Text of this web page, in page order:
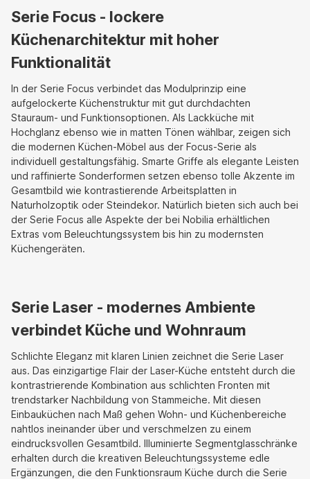
Serie Focus - lockere
Küchenarchitektur mit hoher
Funktionalität
In der Serie Focus verbindet das Modulprinzip eine
aufgelockerte Küchenstruktur mit gut durchdachten
Stauraum- und Funktionsoptionen. Als Lackküche mit
Hochglanz ebenso wie in matten Tönen wählbar, zeigen sich
die modernen Küchen-Möbel aus der Focus-Serie als
individuell gestaltungsfähig. Smarte Griffe als elegante Leisten
und raffinierte Sonderformen setzen ebenso tolle Akzente im
Gesamtbild wie kontrastierende Arbeitsplatten in
Naturholzoptik oder Steindekor. Natürlich bieten sich auch bei
der Serie Focus alle Aspekte der bei Nobilia erhältlichen
Extras vom Beleuchtungssystem bis hin zu modernsten
Küchengeräten.
Serie Laser - modernes Ambiente
verbindet Küche und Wohnraum
Schlichte Eleganz mit klaren Linien zeichnet die Serie Laser
aus. Das einzigartige Flair der Laser-Küche entsteht durch die
kontrastrierende Kombination aus schlichten Fronten mit
trendstarker Nachbildung von Stammeiche. Mit diesen
Einbauküchen nach Maß gehen Wohn- und Küchenbereiche
nahtlos ineinander über und verschmelzen zu einem
eindrucksvollen Gesamtbild. Illuminierte Segmentglasschränke
erhalten durch die kreativen Beleuchtungssysteme edle
Ergänzungen, die den Funktionsraum Küche durch die Serie